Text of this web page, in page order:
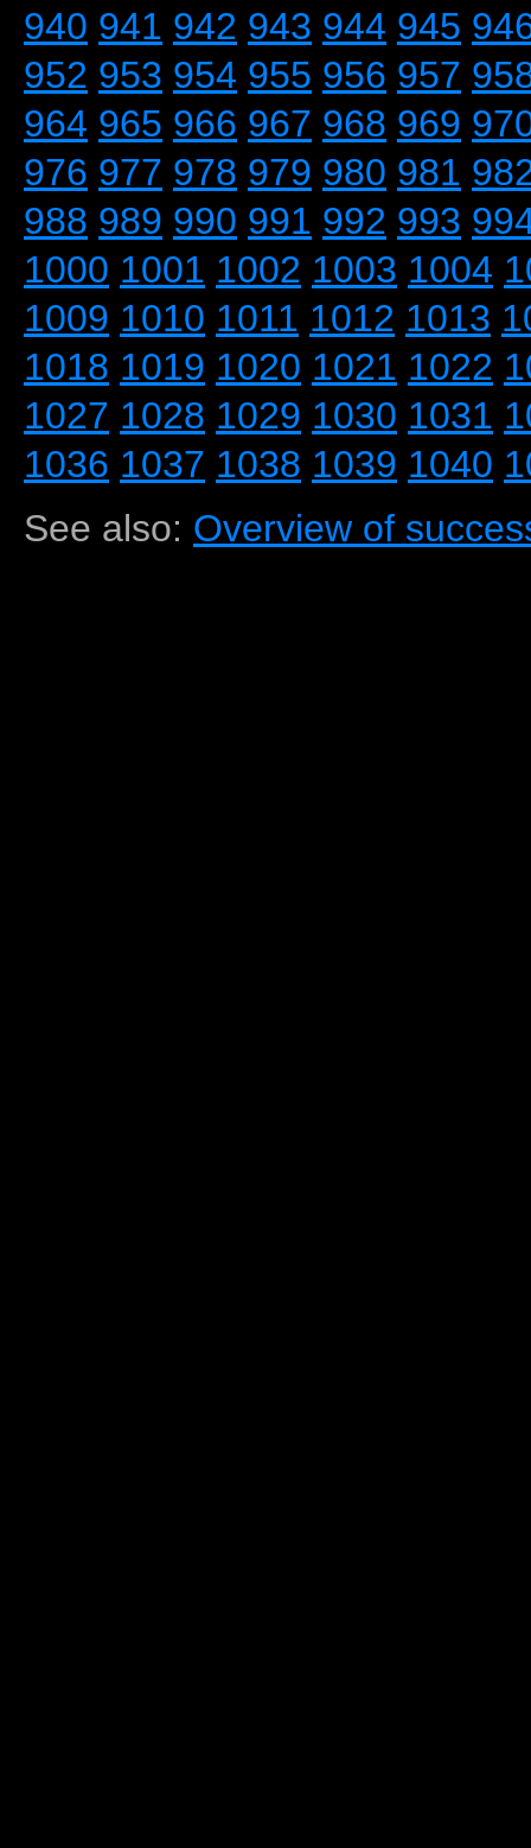
940 941 942 943 944 945
952 953 954 955 956 957
964 965 966 967 968 969
976 977 978 979 980 981
988 989 990 991 992 993
1000 1001 1002 1003 1004
1009 1010 1011 1012 1013
1018 1019 1020 1021 1022
1027 1028 1029 1030 1031
1036 1037 1038 1039 1040
See also: Overview of